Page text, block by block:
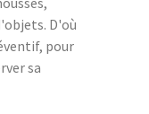
D'où
pour
sa